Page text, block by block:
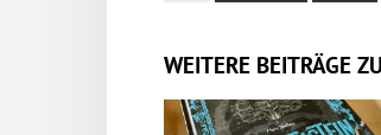
WEITERE BEITRÄGE